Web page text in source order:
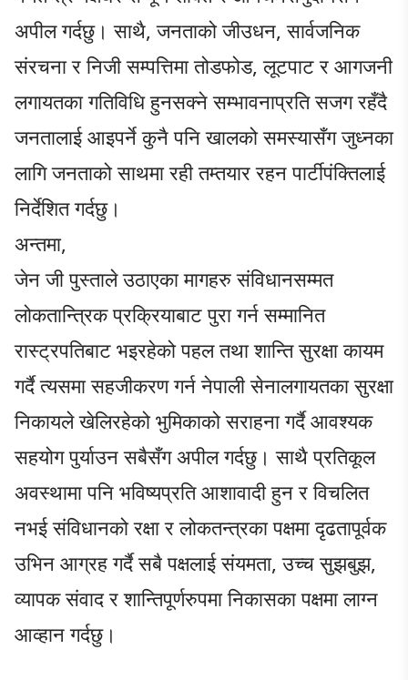
अपील गर्दछु। साथै, जनताको जीउधन, सार्वजनिक
संरचना र निजी सम्पत्तिमा तोडफोड, लूटपाट र आगजनी
लगायतका गतिविधि हुनसक्ने सम्भावनाप्रति सजग रहँदै
जनतालाई आइपर्ने कुनै पनि खालको समस्यासँग जुध्नका
लागि जनताको साथमा रही तम्तयार रहन पार्टीपंक्तिलाई
निर्देशित गर्दछु।
अन्तमा,
जेन जी पुस्ताले उठाएका मागहरु संविधानसम्मत
लोकतान्त्रिक प्रक्रियाबाट पुरा गर्न सम्मानित
रास्ट्रपतिबाट भइरहेको पहल तथा शान्ति सुरक्षा कायम
गर्दै त्यसमा सहजीकरण गर्न नेपाली सेनालगायतका सुरक्षा
निकायले खेलिरहेको भुमिकाको सराहना गर्दै आवश्यक
सहयोग पुर्याउन सबैसँग अपील गर्दछु। साथै प्रतिकूल
अवस्थामा पनि भविष्यप्रति आशावादी हुन र विचलित
नभई संविधानको रक्षा र लोकतन्त्रका पक्षमा दृढतापूर्वक
उभिन आग्रह गर्दै सबै पक्षलाई संयमता, उच्च सुझबुझ,
व्यापक संवाद र शान्तिपूर्णरुपमा निकासका पक्षमा लाग्न
आव्हान गर्दछु।